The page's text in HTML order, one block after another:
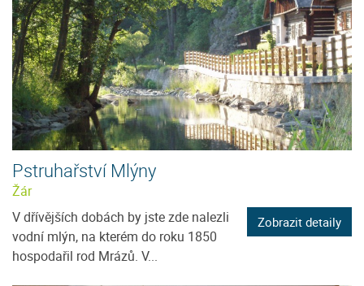
Pstruhařství Mlýny
Žár
V dřívějších dobách by jste zde nalezli
vodní mlýn, na kterém do roku 1850
hospodařil rod Mrázů. V...
Zobrazit detaily